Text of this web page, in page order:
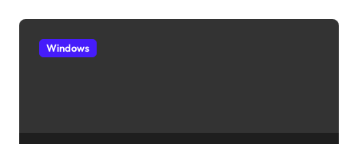
Windows